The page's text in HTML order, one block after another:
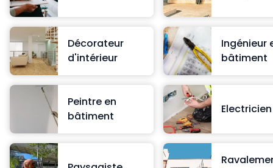
Décorateur
d'intérieur
Ingénieur
bâtiment
Peintre en
bâtiment
Electricien